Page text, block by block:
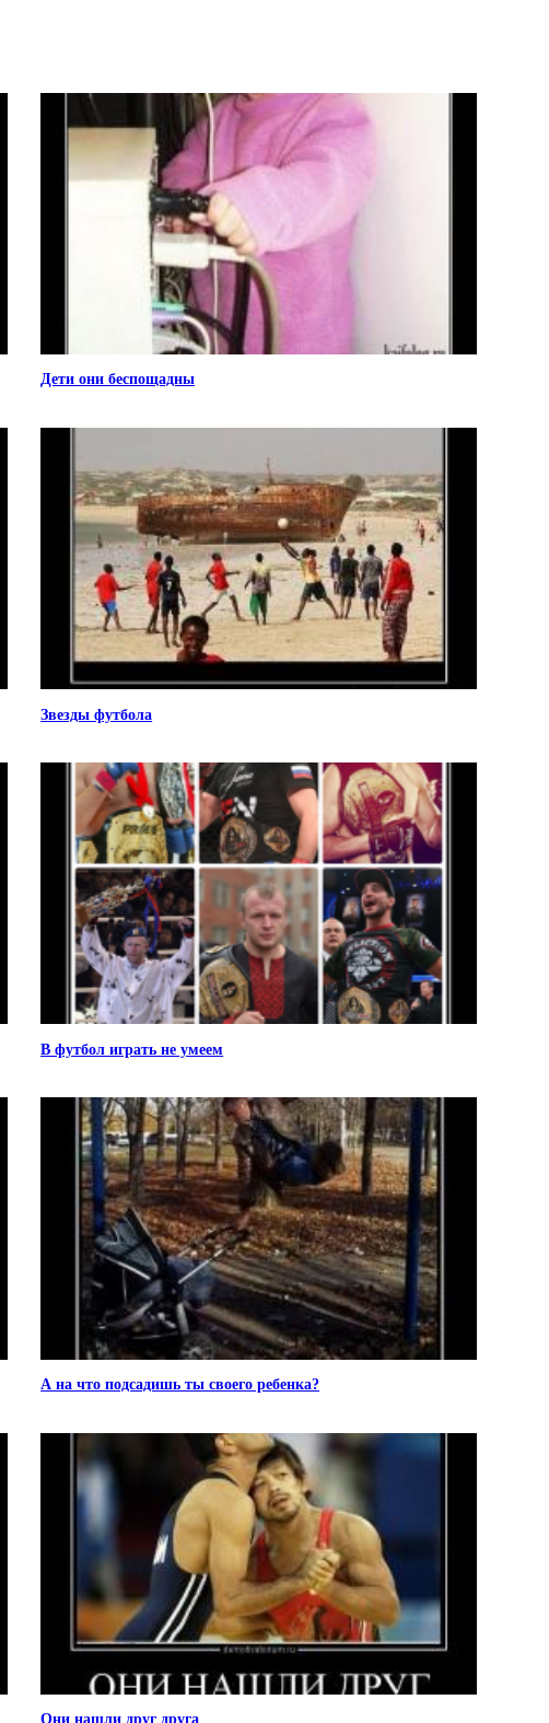
Дети они беспощадны
Звезды футбола
В футбол играть не умеем
А на что подсадишь ты своего ребенка?
Они нашли друг друга